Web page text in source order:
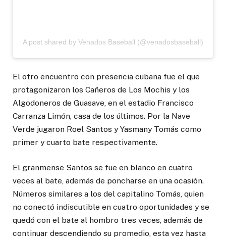
A post shared by Venados Baseball (@venadosbaseball)
El otro encuentro con presencia cubana fue el que
protagonizaron los Cañeros de Los Mochis y los
Algodoneros de Guasave, en el estadio Francisco
Carranza Limón, casa de los últimos. Por la Nave
Verde jugaron Roel Santos y Yasmany Tomás como
primer y cuarto bate respectivamente.
El granmense Santos se fue en blanco en cuatro
veces al bate, además de poncharse en una ocasión.
Números similares a los del capitalino Tomás, quien
no conectó indiscutible en cuatro oportunidades y se
quedó con el bate al hombro tres veces, además de
continuar descendiendo su promedio, esta vez hasta